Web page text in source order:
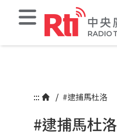
::: / #逮捕馬杜洛
#逮捕馬杜洛